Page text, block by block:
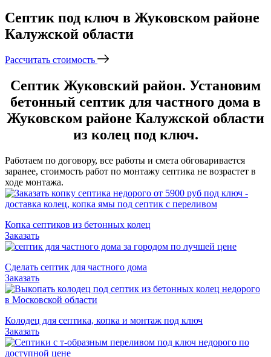
Септик под ключ в Жуковском районе
Калужской области
Рассчитать стоимость
Септик Жуковский район. Установим
бетонный септик для частного дома в
Жуковском районе Калужской области
из колец под ключ.
Работаем по договору, все работы и смета обговаривается
заранее, стоимость работ по монтажу септика не возрастет в
ходе монтажа.
Копка септиков из бетонных колец
Заказать
Сделать септик для частного дома
Заказать
Колодец для септика, копка и монтаж под ключ
Заказать